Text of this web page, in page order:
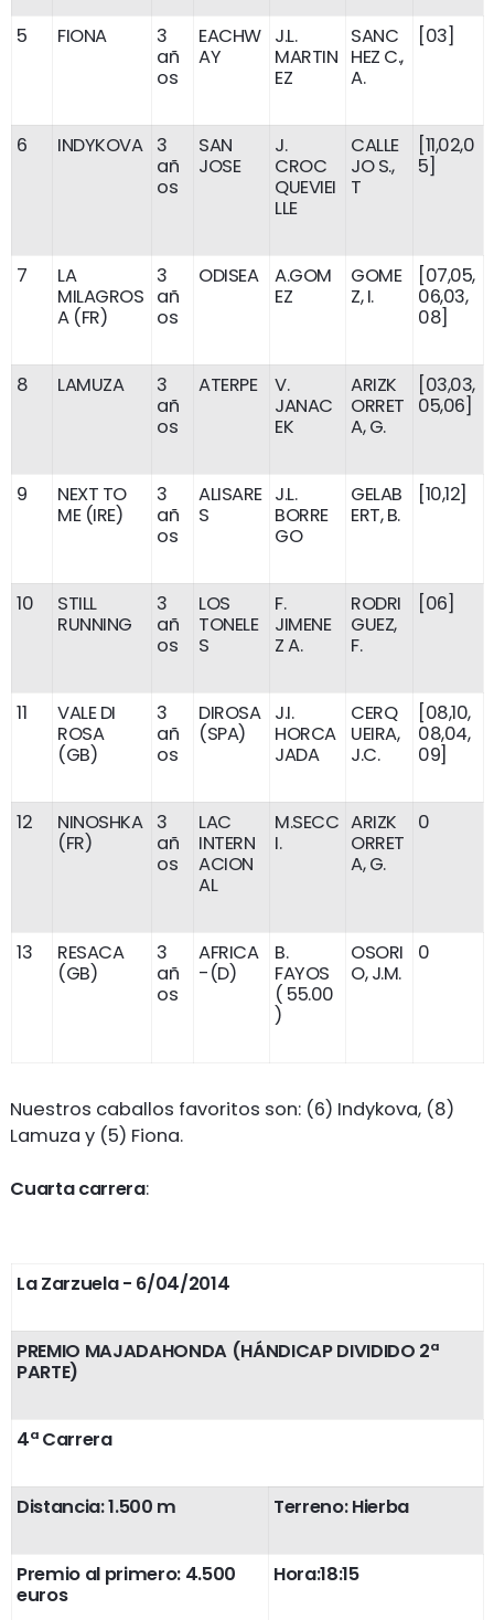
5 FIONA
3
añ
os
EACHW
AY
J.L.
MARTIN
EZ
SANC
HEZ C.,
A.
[03]
6 INDYKOVA 3
añ
os
SAN
JOSE
J.
CROC
QUEVIEI
LLE
CALLE
JO S.,
T
[11,02,0
5]
7
LA
MILAGROS
A (FR)
3
añ
os
ODISEA
A.GOM
EZ
GOME
Z, I.
[07,05,
06,03,
08]
8 LAMUZA
3
añ
os
ATERPE
V.
JANAC
EK
ARIZK
ORRET
A, G.
[03,03,
05,06]
9
NEXT TO
ME (IRE)
3
añ
os
ALISARE
S
J.L.
BORRE
GO
GELAB
ERT, B.
[10,12]
10
STILL
RUNNING
3
añ
os
LOS
TONELE
S
F.
JIMENE
Z A.
RODRI
GUEZ,
F.
[06]
11
VALE DI
ROSA
(GB)
3
añ
os
DIROSA
(SPA)
J.I.
HORCA
JADA
CERQ
UEIRA,
J.C.
[08,10,
08,04,
09]
12
NINOSHKA
(FR)
3
añ
os
LAC
INTERN
ACION
AL
M.SECC
I.
ARIZK
ORRET
A, G.
0
13
RESACA
(GB)
3
añ
os
AFRICA
-(D)
B.
FAYOS
( 55.00
)
OSORI
O, J.M.
0
Nuestros caballos favoritos son: (6) Indykova, (8)
Lamuza y (5) Fiona.
Cuarta carrera:
La Zarzuela- 6/04/2014
PREMIO MAJADAHONDA (HÁNDICAP DIVIDIDO 2ª
PARTE)
4ª Carrera
Distancia: 1.500 m Terreno: Hierba
Premio al primero: 4.500
euros
Hora:18:15